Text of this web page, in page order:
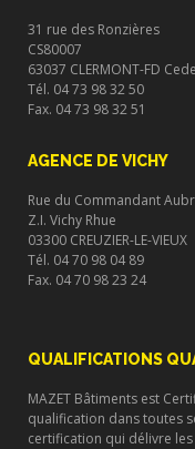
31 rue des Ronzières
CS80007
63037 CLERMONT-FD
Tél. 04 73 98 32 50
Fax. 04 73 98 32 51
AGENCE DE VICHY
Rue du Commandant
Z.I. Vichy Rhue
03300 CREUZIER-LE-VIEUX
Tél. 04 70 98 04 89
Fax. 04 70 98 23 24
QUALIFICATIONS
MAZET Bâtiments est
qualification dans toutes
certification qui délivre